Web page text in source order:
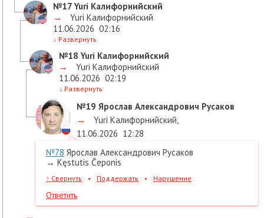
№17Yuri Калифорнийский
→
Yuri Калифорнийский
11.06.2026 02:16
↓ Развернуть
№18 Yuri Калифорнийский
→
Yuri Калифорнийский
11.06.2026 02:19
↓ Развернуть
№19 Ярослав Александрович Русаков
→
Yuri Калифорнийский,
11.06.2026 12:28
№78 Ярослав Александрович Русаков
→ Kęstutis Čeponis
↑ Свернуть • Поддержать • Нарушение
Ответить